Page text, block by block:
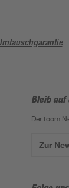
Bleib auf
Der toom
Zur